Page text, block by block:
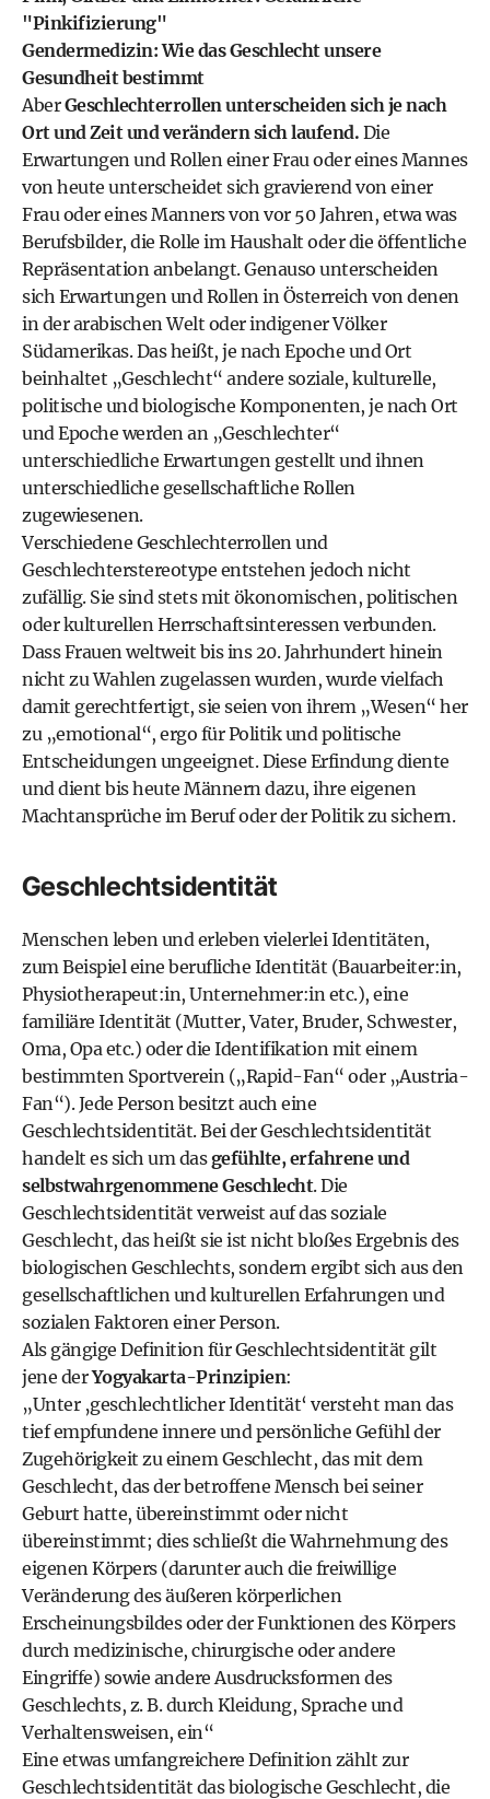
"Pinkifizierung"
Gendermedizin: Wie das Geschlecht unsere
Gesundheit bestimmt
AberGeschlechterrollen unterscheiden sich je nach
Ort und Zeit und verändern sich laufend. Die
Erwartungen und Rollen einer Frau oder eines Mannes
von heute unterscheidet sich gravierend von einer
Frau oder eines Manners von vor 50 Jahren, etwa was
Berufsbilder, die Rolle im Haushalt oder die öffentliche
Repräsentation anbelangt. Genauso unterscheiden
sich Erwartungen und Rollen in Österreich von denen
in der arabischen Welt oder indigener Völker
Südamerikas. Das heißt, je nach Epoche und Ort
beinhaltet „Geschlecht“ andere soziale, kulturelle,
politische und biologische Komponenten, je nach Ort
und Epoche werden an „Geschlechter“
unterschiedliche Erwartungen gestellt und ihnen
unterschiedliche gesellschaftliche Rollen
zugewiesenen.
Verschiedene Geschlechterrollen und
Geschlechterstereotype entstehen jedoch nicht
zufällig. Sie sind stets mit ökonomischen, politischen
oder kulturellen Herrschaftsinteressen verbunden.
Dass Frauen weltweit bis ins 20. Jahrhundert hinein
nicht zu Wahlen zugelassen wurden, wurde vielfach
damit gerechtfertigt, sie seien von ihrem „Wesen“ her
zu „emotional“, ergo für Politik und politische
Entscheidungen ungeeignet. Diese Erfindung diente
und dient bis heute Männern dazu, ihre eigenen
Machtansprüche im Beruf oder der Politik zu sichern.
Geschlechtsidentität
Menschen leben und erleben vielerlei Identitäten,
zum Beispiel eine berufliche Identität (Bauarbeiter:in,
Physiotherapeut:in, Unternehmer:in etc.), eine
familiäre Identität (Mutter, Vater, Bruder, Schwester,
Oma, Opa etc.) oder die Identifikation mit einem
bestimmten Sportverein („Rapid-Fan“ oder „Austria-
Fan“). Jede Person besitzt auch eine
Geschlechtsidentität. Bei der Geschlechtsidentität
handelt es sich um dasgefühlte, erfahrene und
selbstwahrgenommene Geschlecht. Die
Geschlechtsidentität verweist auf das soziale
Geschlecht, das heißt sie ist nicht bloßes Ergebnis des
biologischen Geschlechts, sondern ergibt sich aus den
gesellschaftlichen und kulturellen Erfahrungen und
sozialen Faktoren einer Person.
Als gängige Definition für Geschlechtsidentität gilt
jene derYogyakarta-Prinzipien:
„Unter ‚geschlechtlicher Identität‘ versteht man das
tief empfundene innere und persönliche Gefühl der
Zugehörigkeit zu einem Geschlecht, das mit dem
Geschlecht, das der betroffene Mensch bei seiner
Geburt hatte, übereinstimmt oder nicht
übereinstimmt; dies schließt die Wahrnehmung des
eigenen Körpers (darunter auch die freiwillige
Veränderung des äußeren körperlichen
Erscheinungsbildes oder der Funktionen des Körpers
durch medizinische, chirurgische oder andere
Eingriffe) sowie andere Ausdrucksformen des
Geschlechts, z. B. durch Kleidung, Sprache und
Verhaltensweisen, ein“
Eine etwas umfangreichere Definition zählt zur
Geschlechtsidentität das biologische Geschlecht, die